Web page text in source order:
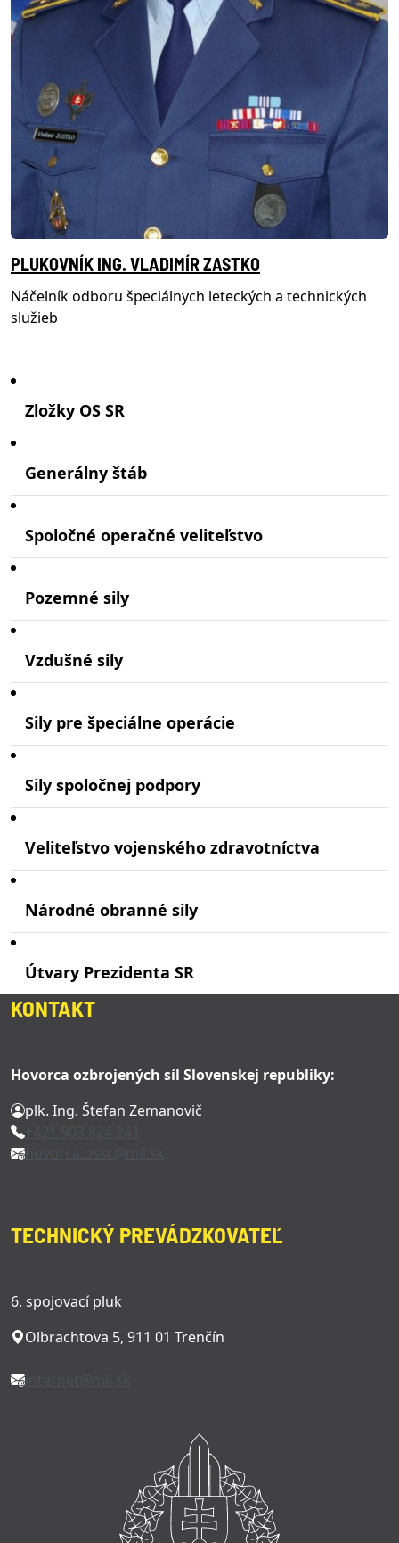
PLUKOVNÍK ING. VLADIMÍR ZASTKO
Náčelník odboru špeciálnych leteckých a technických
služieb
Zložky OS SR
Generálny štáb
Spoločné operačné veliteľstvo
Pozemné sily
Vzdušné sily
Sily pre špeciálne operácie
Sily spoločnej podpory
Veliteľstvo vojenského zdravotníctva
Národné obranné sily
Útvary Prezidenta SR
KONTAKT
Hovorca ozbrojených síl Slovenskej republiky:
plk. Ing. Štefan Zemanovič
TECHNICKÝ PREVÁDZKOVATEĽ
6. spojovací pluk
Olbrachtova 5, 911 01 Trenčín